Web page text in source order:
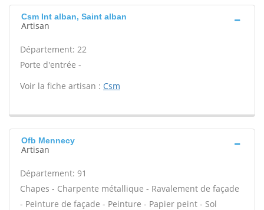
Csm Int alban, Saint alban
Artisan
Département: 22
Porte d'entrée -
Voir la fiche artisan : Csm
Ofb Mennecy
Artisan
Département: 91
Chapes - Charpente métallique - Ravalement de façade
- Peinture de façade - Peinture - Papier peint - Sol